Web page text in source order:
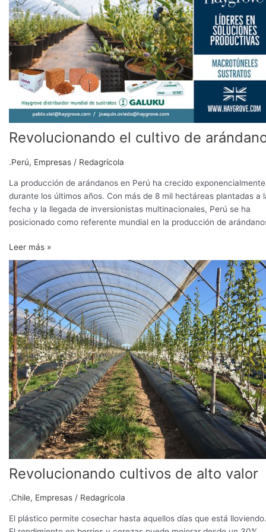
Revolucionando el cultivo de
.Perú, Empresas / Redagrícola
La producción de arándanos en Perú ha crecido exponencialmente
durante los últimos años. Con más de 8 mil hectáreas plantadas a
fecha y la llegada de inversionistas multinacionales, Perú se ha
posicionado como referente mundial en la producción de
cultivo
de
arándanos
Leer más »
Revolucionando cultivos de alto valor
.Chile, Empresas / Redagrícola
El plástico permite cosechar hasta aquellos días que está lloviendo.
Revolucionando
cultivos
de
alto
valor